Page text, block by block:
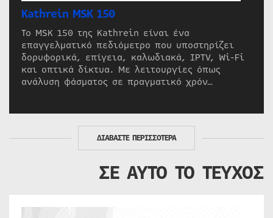
Kathrein MSK 150
Το MSK 150 της Kathrein είναι ένα
επαγγελματικό πεδιόμετρο που υποστηρίζει
δορυφορικά, επίγεια, καλωδιακά, IPTV, Wi-Fi
και οπτικά δίκτυα. Με λειτουργίες όπως
ανάλυση φάσματος σε πραγματικό χρόν…
ΔΙΑΒΑΣΤΕ ΠΕΡΙΣΣΟΤΕΡΑ
ΣΕ ΑΥΤΟ ΤΟ ΤΕΥΧΟΣ